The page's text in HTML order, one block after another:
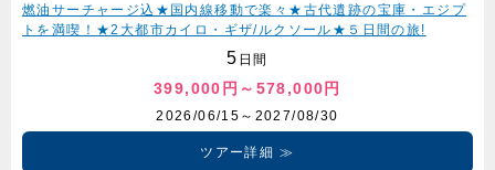
燃油サーチャージ込★国内線移動で楽々★古代遺跡の宝庫・エジプ
トを満喫！★2大都市カイロ・ギザ/ルクソール★５日間の旅!
5 日間
399,000円～578,000円
2026/06/15～2027/08/30
ツアー詳細